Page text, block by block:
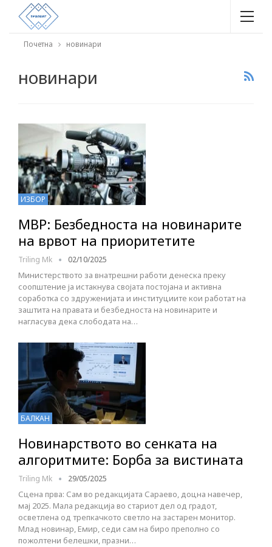
Почетна новинари
новинари
ИЗБОР
МВР: Безбедноста на новинарите
на врвот на приоритетите
Triling Mk 02/10/2025
Министерството за внатрешни работи денеска преку
соопштение ја истакнува својата постојана и активна
соработка со здруженијата и институциите кои работат на
заштита на правата и безбедноста на новинарите и
нагласува дека слободата на…
БАЛКАН
Новинарството во сенката на
алгоритмите: Борба за вистината
Triling Mk 29/05/2025
Сцена прва: Сам во редакцијата Сараево, доцна навечер,
мај 2025. Мала редакција во стариот дел од градот,
осветлена од трепкачкото светло на застарен монитор.
Млад новинар, Емир, седи сам на биро преполно со
пожолтени белешки, празни…